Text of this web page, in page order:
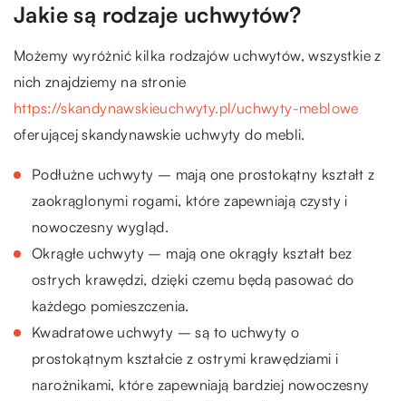
Jakie są rodzaje uchwytów?
Możemy wyróżnić kilka rodzajów uchwytów, wszystkie z
nich znajdziemy na stronie
https://skandynawskieuchwyty.pl/uchwyty-meblowe
oferującej skandynawskie uchwyty do mebli.
Podłużne uchwyty – mają one prostokątny kształt z
zaokrąglonymi rogami, które zapewniają czysty i
nowoczesny wygląd.
Okrągłe uchwyty – mają one okrągły kształt bez
ostrych krawędzi, dzięki czemu będą pasować do
każdego pomieszczenia.
Kwadratowe uchwyty – są to uchwyty o
prostokątnym kształcie z ostrymi krawędziami i
narożnikami, które zapewniają bardziej nowoczesny